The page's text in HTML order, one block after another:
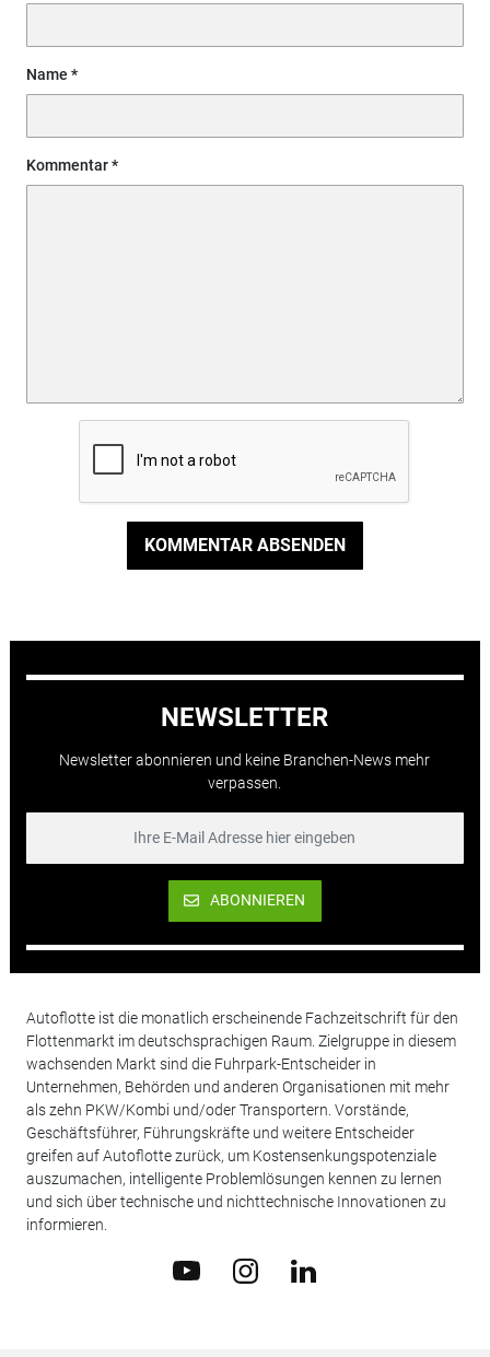
Name
Kommentar
KOMMENTAR ABSENDEN
NEWSLETTER
Newsletter abonnieren und keine Branchen-News mehr
verpassen.
ABONNIEREN
Autoflotte ist die monatlich erscheinende Fachzeitschrift für den
Flottenmarkt im deutschsprachigen Raum. Zielgruppe in diesem
wachsenden Markt sind die Fuhrpark-Entscheider in
Unternehmen, Behörden und anderen Organisationen mit mehr
als zehn PKW/Kombi und/oder Transportern. Vorstände,
Geschäftsführer, Führungskräfte und weitere Entscheider
greifen auf Autoflotte zurück, um Kostensenkungspotenziale
auszumachen, intelligente Problemlösungen kennen zu lernen
und sich über technische und nichttechnische Innovationen zu
informieren.